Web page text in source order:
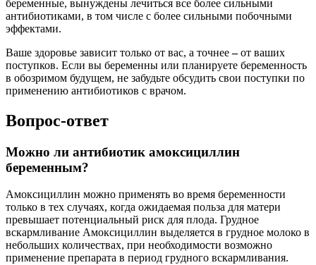
беременные, вынуждены лечиться все более сильными
антибиотиками, в том числе с более сильными побочными
эффектами.
Ваше здоровье зависит только от вас, а точнее–от ваших
поступков. Если вы беременны или планируете беременность
в обозримом будущем, не забудьте обсудить свои поступки по
применению антибиотиков с врачом.
Вопрос-ответ
Можно ли антибиотик амоксициллин
беременным?
Амоксициллин можно применять во время беременности
только в тех случаях, когда ожидаемая польза для матери
превышает потенциальный риск для плода. Грудное
вскармливание Амоксициллин выделяется в грудное молоко в
небольших количествах, при необходимости возможно
применение препарата в период грудного вскармливания.